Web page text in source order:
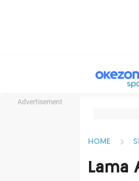
Advertisement
HOME
Lama